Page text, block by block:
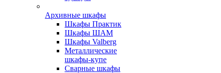
Архивные шкафы
Шкафы Практик
Шкафы ШАМ
Шкафы Valberg
Металлические
шкафы-купе
Сварные шкафы